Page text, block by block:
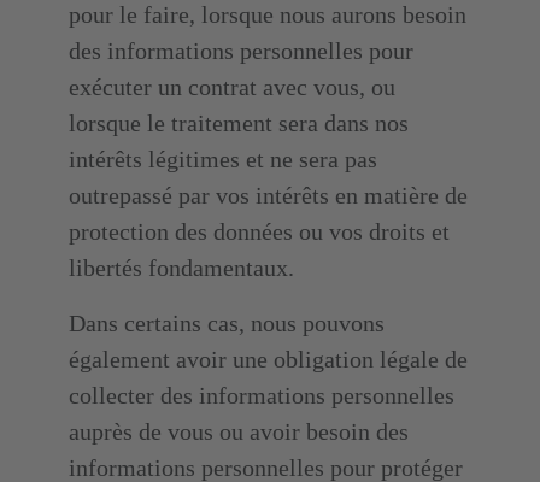
pour le faire, lorsque nous aurons besoin
des informations personnelles pour
exécuter un contrat avec vous, ou
lorsque le traitement sera dans nos
intérêts légitimes et ne sera pas
outrepassé par vos intérêts en matière de
protection des données ou vos droits et
libertés fondamentaux.
Dans certains cas, nous pouvons
également avoir une obligation légale de
collecter des informations personnelles
auprès de vous ou avoir besoin des
informations personnelles pour protéger